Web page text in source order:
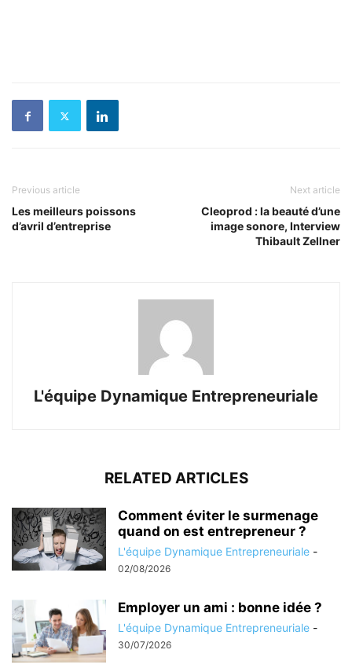
Previous article
Les meilleurs poissons
d’avril d’entreprise
Next article
Cleoprod : la beauté d’une
image sonore, Interview
Thibault Zellner
L'équipe Dynamique Entrepreneuriale
RELATED ARTICLES
Comment éviter le surmenage
quand on est entrepreneur ?
L'équipe Dynamique Entrepreneuriale -
02/08/2026
Employer un ami : bonne idée ?
L'équipe Dynamique Entrepreneuriale -
30/07/2026